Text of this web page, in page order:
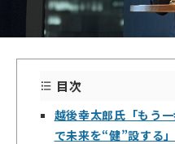
目次
越後幸太郎氏「もう一
で未来を“健”設する」